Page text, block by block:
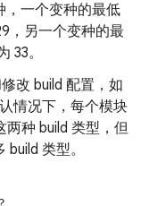
，一个变种的最低
，另一个变种的最
33。
改 build 配置，如
情况下，每个模块
两种 build 类型，但
类型。